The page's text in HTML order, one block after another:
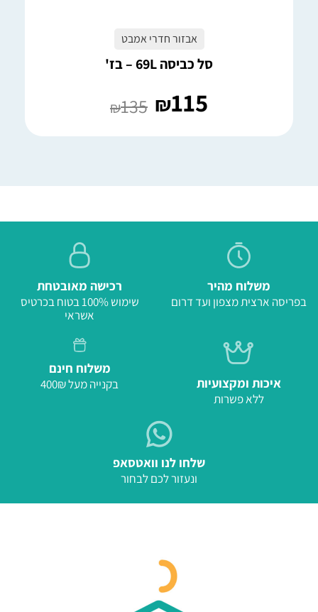
אבזור חדרי אמבט
סל כביסה 69L – בז'
₪115
₪135
משלוח מהיר
בפריסה ארצית מצפון ועד דרום
רכישה מאובטחת
שימוש 100% בטוח בכרטיס
אשראי
איכות ומקצועיות
ללא פשרות
משלוח חינם
בקנייה מעל 400₪
שלחו לנו וואטסאפ
ונעזור לכם לבחור